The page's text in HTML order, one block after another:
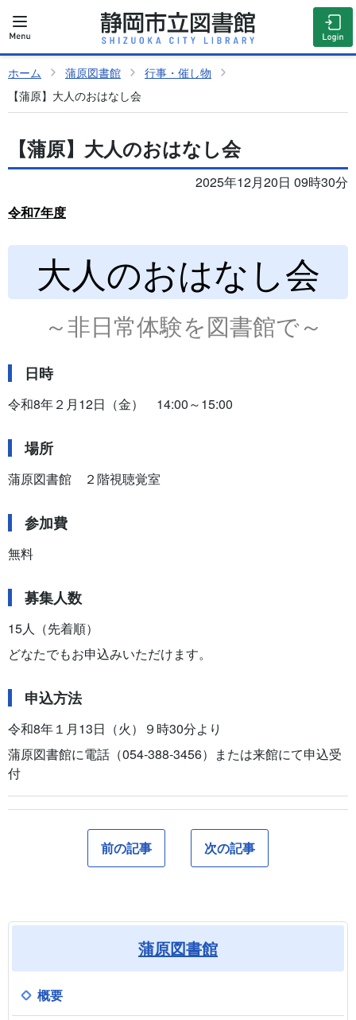
ホーム 蒲原図書館
行事・催し物
【蒲原】大人のおはなし会
【蒲原】大人のおはなし会
2025年12月20日 09時30分
令和7年度
大人のおはなし会
～非日常体験を図書館で～
日時
令和8年２月12日（金） 14:00～15:00
場所
蒲原図書館 ２階視聴覚室
参加費
無料
募集人数
15人（先着順）
どなたでもお申込みいただけます。
申込方法
令和8年１月13日（火）９時30分より
蒲原図書館に電話（054‐388-3456）または来館にて申込受
付
前の記事 次の記事
蒲原図書館
概要